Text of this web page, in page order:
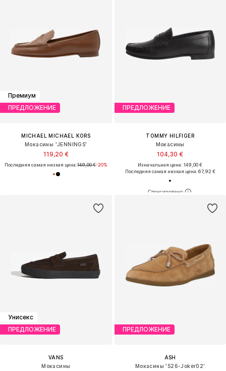
Премиум
ПРЕДЛОЖЕНИЕ
MICHAEL MICHAEL KORS
Мокасины 'JENNINGS'
119,20 €
Последняя самая низкая цена:149,00 €-20%
ПРЕДЛОЖЕНИЕ
TOMMY HILFIGER
Мокасины
104,30 €
Изначальная цена: 149,00 €
Последняя самая низкая цена:67,92 €
Унисекс
ПРЕДЛОЖЕНИЕ
VANS
Мокасины
ПРЕДЛОЖЕНИЕ
ASH
Мокасины 'S26-Joker02'